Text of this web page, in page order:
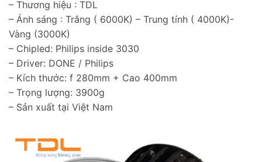
– Thương hiệu : TDL
– Ánh sáng : Trắng ( 6000K) – Trung tính ( 4000K)-
Vàng (3000K)
– Chipled: Philips inside 3030
– Driver: DONE / Philips
– Kích thước: f 280mm + Cao 400mm
– Trọng lượng: 3900g
– Sản xuất tại Việt Nam